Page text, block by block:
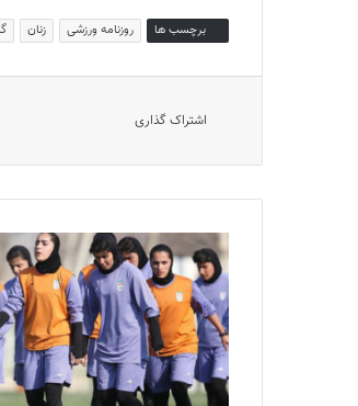
برچسب ها روزنامه ورزشی زنان
اشتراک گذاری